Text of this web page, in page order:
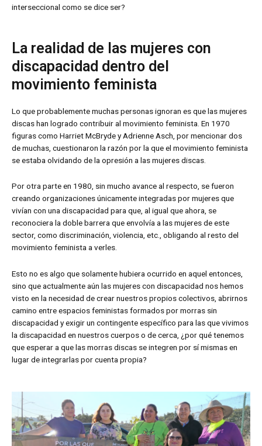
interseccional como se dice ser?
La realidad de las mujeres con
discapacidad dentro del
movimiento feminista
Lo que probablemente muchas personas ignoran es que las mujeres
discas han logrado contribuir al movimiento feminista. En 1970
figuras como Harriet McBryde y Adrienne Asch, por mencionar dos
de muchas, cuestionaron la razón por la que el movimiento feminista
se estaba olvidando de la opresión a las mujeres discas.
Por otra parte en 1980, sin mucho avance al respecto, se fueron
creando organizaciones únicamente integradas por mujeres que
vivían con una discapacidad para que, al igual que ahora, se
reconociera la doble barrera que envolvía a las mujeres de este
sector, como discriminación, violencia, etc., obligando al resto del
movimiento feminista a verles.
Esto no es algo que solamente hubiera ocurrido en aquel entonces,
sino que actualmente aún las mujeres con discapacidad nos hemos
visto en la necesidad de crear nuestros propios colectivos, abrirnos
camino entre espacios feministas formados por morras sin
discapacidad y exigir un contingente específico para las que vivimos
la discapacidad en nuestros cuerpos o de cerca, ¿por qué tenemos
que esperar a que las morras discas se integren por sí mismas en
lugar de integrarlas por cuenta propia?